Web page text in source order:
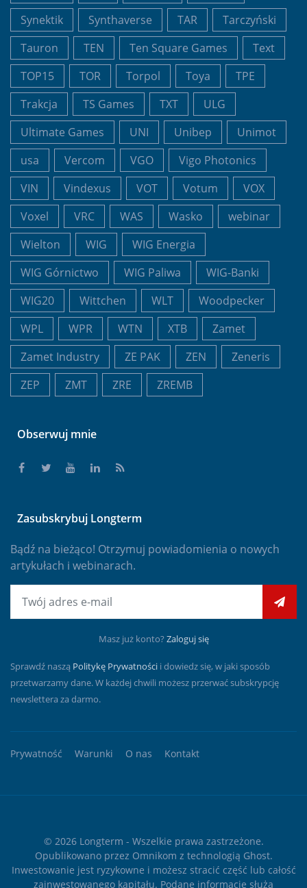
Synektik
Synthaverse TAR
Tarczyński
Tauron
TEN Ten Square Games
Text
TOP15
TOR Torpol Toya
TPE
Trakcja
TS Games TXT
ULG
Ultimate Games
UNI Unibep
Unimot
usa
Vercom VGO
Vigo Photonics
VIN
Vindexus VOT Votum
VOX
Voxel
VRC WAS Wasko
webinar
Wielton
WIG
WIG Energia
WIG Górnictwo
WIG Paliwa
WIG-Banki
WIG20
Wittchen WLT
Woodpecker
WPL
WPR WTN XTB
Zamet
Zamet Industry
ZE PAK ZEN
Zeneris
ZEP
ZMT ZRE ZREMB
Obserwuj mnie
Zasubskrybuj Longterm
Bądź na bieżąco! Otrzymuj powiadomienia o nowych
artykułach i webinarach.
Masz już konto? Zaloguj się
Sprawdź naszą Politykę Prywatności i dowiedz się, w jaki sposób
przetwarzamy dane. W każdej chwili możesz przerwać subskrypcję
newslettera za darmo.
Prywatność Warunki O nas Kontakt
© 2026 Longterm - Wszelkie prawa zastrzeżone.
Opublikowano przez Omnikom z technologią Ghost.
Inwestowanie jest ryzykowne i możesz stracić część lub całość
zainwestowanego kapitału. Podane informacje służą